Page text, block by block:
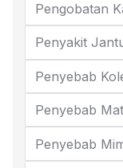
Pengobatan
Penyakit
Penyebab
Penyebab
Penyebab